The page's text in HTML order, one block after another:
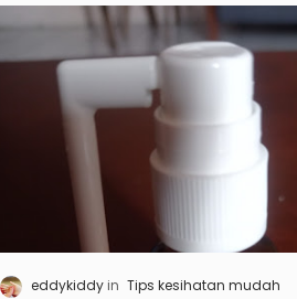
eddykiddy Tips kesihatan mudah